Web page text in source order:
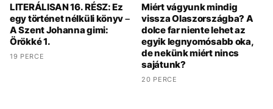
LITERÁLISAN 16. RÉSZ: Ez
egy történet nélküli könyv –
A Szent Johanna gimi:
Örökké 1.
19 PERCE
Miért vágyunk mindig
vissza Olaszországba? A
dolce far niente lehet az
egyik legnyomósabb oka,
de nekünk miért nincs
sajátunk?
20 PERCE